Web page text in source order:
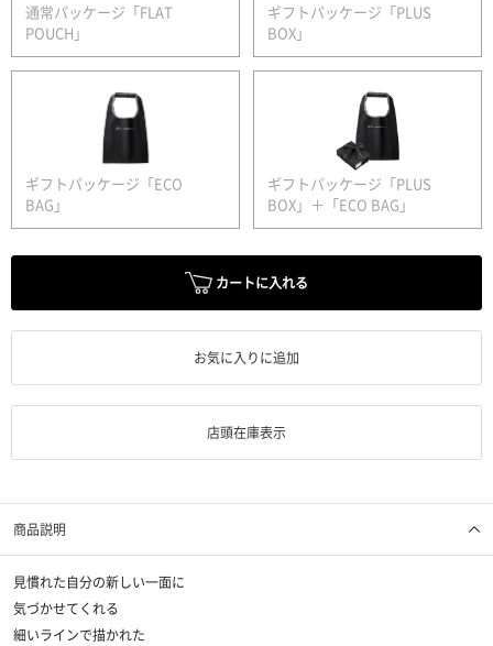
通常パッケージ「FLAT
POUCH」
ギフトパッケージ「PLUS
BOX」
ギフトパッケージ「ECO
BAG」
ギフトパッケージ「PLUS
BOX」＋「ECO BAG」
カートに入れる
お気に入りに追加
店頭在庫表示
商品説明
見慣れた自分の新しい一面に
気づかせてくれる
細いラインで描かれた